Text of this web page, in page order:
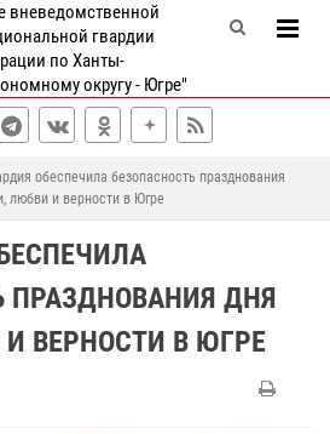
вневедомственной
гвардии
по Ханты-
округу - Югре"
обеспечила безопасность празднования
любви и верности в Югре
ПРАЗДНОВАНИЯ ДНЯ
ВЕРНОСТИ В ЮГРЕ